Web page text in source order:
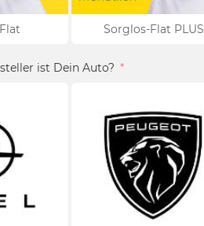
Sorglos-Flat PLUS
ist Dein Auto?